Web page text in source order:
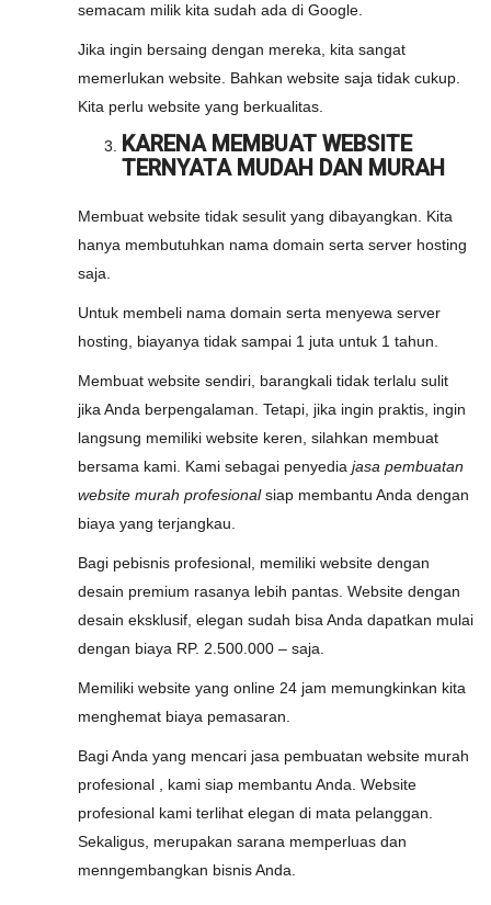
semacam milik kita sudah ada di Google.
Jika ingin bersaing dengan mereka, kita sangat
memerlukan website. Bahkan website saja tidak cukup.
Kita perlu website yang berkualitas.
KARENA MEMBUAT WEBSITE
TERNYATA MUDAH DAN MURAH
Membuat website tidak sesulit yang dibayangkan. Kita
hanya membutuhkan nama domain serta server hosting
saja.
Untuk membeli nama domain serta menyewa server
hosting, biayanya tidak sampai 1 juta untuk 1 tahun.
Membuat website sendiri, barangkali tidak terlalu sulit
jika Anda berpengalaman. Tetapi, jika ingin praktis, ingin
langsung memiliki website keren, silahkan membuat
bersama kami. Kami sebagai penyedia jasa pembuatan
website murah profesionalsiap membantu Anda dengan
biaya yang terjangkau.
Bagi pebisnis profesional, memiliki website dengan
desain premium rasanya lebih pantas. Website dengan
desain eksklusif, elegan sudah bisa Anda dapatkan mulai
dengan biaya RP. 2.500.000 – saja.
Memiliki website yang online 24 jam memungkinkan kita
menghemat biaya pemasaran.
Bagi Anda yang mencari jasa pembuatan website murah
profesional , kami siap membantu Anda. Website
profesional kami terlihat elegan di mata pelanggan.
Sekaligus, merupakan sarana memperluas dan
menngembangkan bisnis Anda.